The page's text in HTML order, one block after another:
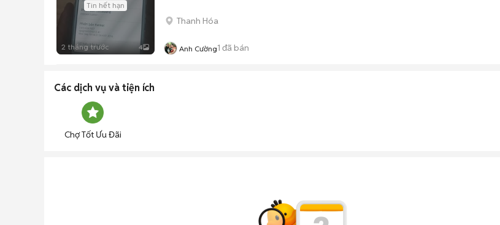
Tin hết hạn
2 tháng trước 4
Thanh Hóa
Anh Cường1 đã bán
Các dịch vụ và tiện ích
Chợ Tốt Ưu Đãi